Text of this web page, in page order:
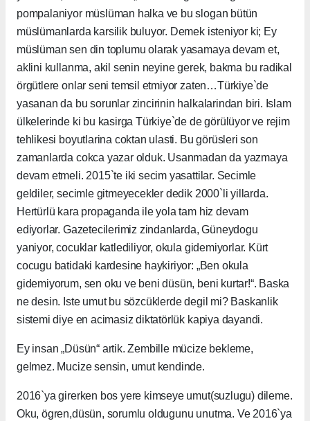
pompalaniyor müslüman halka ve bu slogan bütün
müslümanlarda karsilik buluyor. Demek isteniyor ki; Ey
müslüman sen din toplumu olarak yasamaya devam et,
aklini kullanma, akil senin neyine gerek, bakma bu radikal
örgütlere onlar seni temsil etmiyor zaten…Türkiye`de
yasanan da bu sorunlar zincirinin halkalarindan biri. Islam
ülkelerinde ki bu kasirga Türkiye`de de görülüyor ve rejim
tehlikesi boyutlarina coktan ulasti. Bu görüsleri son
zamanlarda cokca yazar olduk. Usanmadan da yazmaya
devam etmeli. 2015`te iki secim yasattilar. Secimle
geldiler, secimle gitmeyecekler dedik 2000`li yillarda.
Hertürlü kara propaganda ile yola tam hiz devam
ediyorlar. Gazetecilerimiz zindanlarda, Güneydogu
yaniyor, cocuklar katlediliyor, okula gidemiyorlar. Kürt
cocugu batidaki kardesine haykiriyor: „Ben okula
gidemiyorum, sen oku ve beni düsün, beni kurtar!“. Baska
ne desin. Iste umut bu sözcüklerde degil mi? Baskanlik
sistemi diye en acimasiz diktatörlük kapiya dayandi.
Ey insan „Düsün“ artik. Zembille mücize bekleme,
gelmez. Mucize sensin, umut kendinde.
2016`ya girerken bos yere kimseye umut(suzlugu) dileme.
Oku, ögren,düsün, sorumlu oldugunu unutma. Ve 2016`ya